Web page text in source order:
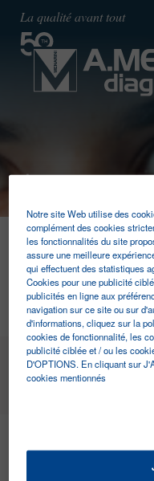
La qualité avant tout
Anatomo
A.MENARINI
DIAGNOSTIC
ANATOMO PATHOLOGIE
MENU
Anatomo
Notre site Web utilise des
complément des cookies
les fonctionnalités du site
assure une meilleure
qui effectuent des statistiques
Cookies pour une publicité
publicités en ligne aux
navigation sur ce site ou sur
d'informations, cliquez sur la
cookies de fonctionnalité, les
publicité ciblée et / ou les
D'OPTIONS. En cliquant sur
cookies mentionnés